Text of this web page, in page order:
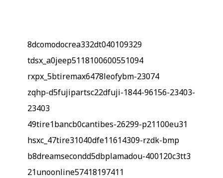
8dcomodocrea332dt040109329
tdsx_a0jeep5118100600551094
rxpx_5btiremax6478leofybm-23074
zqhp-d5fujipartsc22dfuji-1844-96156-23403-
23403
49tire1bancb0cantibes-26299-p21100eu31
hsxc_47tire31040dfe11614309-rzdk-bmp
b8dreamsecondd5dbplamadou-400120c3tt3
21unoonline57418197411